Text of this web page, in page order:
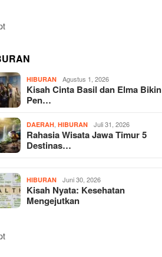
HIBURAN Agustus 1, 2026
Kisah Cinta Basil dan Elma Bikin
Pen…
DAERAH ,HIBURAN Juli 31, 2026
Rahasia Wisata Jawa Timur 5
Destinas…
HIBURAN Juni 30, 2026
Kisah Nyata: Kesehatan
Mengejutkan